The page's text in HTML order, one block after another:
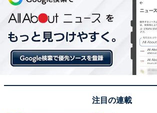
地元の食材を活かした個室での食事
スタッフの温かく丁寧な接客が心地よ
注目の連載